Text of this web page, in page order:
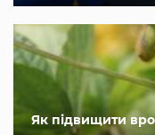
Як підвищити